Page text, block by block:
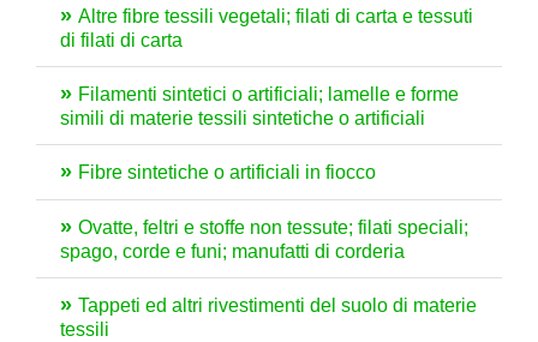
Altre fibre tessili vegetali; filati di carta e tessuti
di filati di carta
Filamenti sintetici o artificiali; lamelle e forme
simili di materie tessili sintetiche o artificiali
Fibre sintetiche o artificiali in fiocco
Ovatte, feltri e stoffe non tessute; filati speciali;
spago, corde e funi; manufatti di corderia
Tappeti ed altri rivestimenti del suolo di materie
tessili